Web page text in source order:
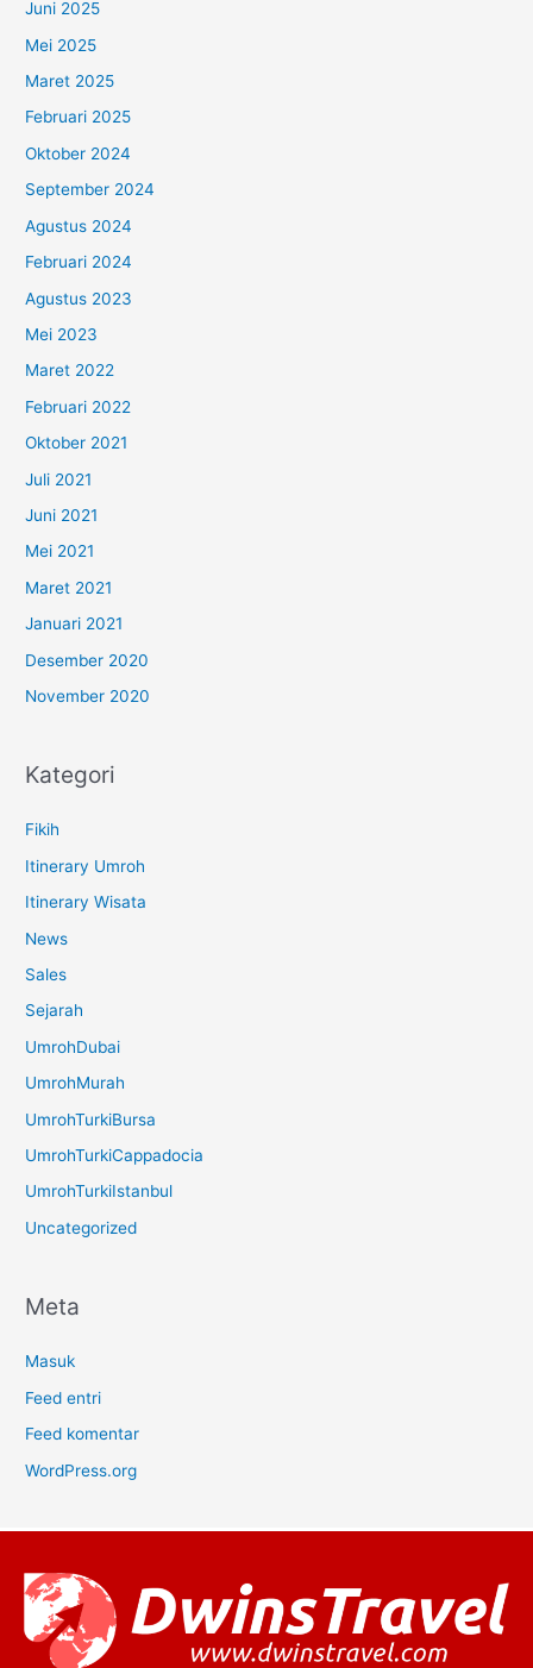
Juni 2025
Mei 2025
Maret 2025
Februari 2025
Oktober 2024
September 2024
Agustus 2024
Februari 2024
Agustus 2023
Mei 2023
Maret 2022
Februari 2022
Oktober 2021
Juli 2021
Juni 2021
Mei 2021
Maret 2021
Januari 2021
Desember 2020
November 2020
Kategori
Fikih
Itinerary Umroh
Itinerary Wisata
News
Sales
Sejarah
UmrohDubai
UmrohMurah
UmrohTurkiBursa
UmrohTurkiCappadocia
UmrohTurkiIstanbul
Uncategorized
Meta
Masuk
Feed entri
Feed komentar
WordPress.org